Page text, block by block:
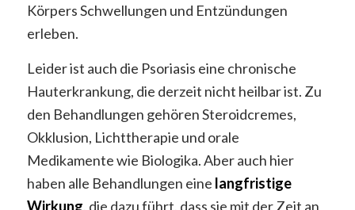
Körpers Schwellungen und Entzündungen
erleben.
Leider ist auch die Psoriasis eine chronische
Hauterkrankung, die derzeit nicht heilbar ist. Zu
den Behandlungen gehören Steroidcremes,
Okklusion, Lichttherapie und orale
Medikamente wie Biologika. Aber auch hier
haben alle Behandlungen eine langfristige
Wirkung, die dazu führt, dass sie mit der Zeit an